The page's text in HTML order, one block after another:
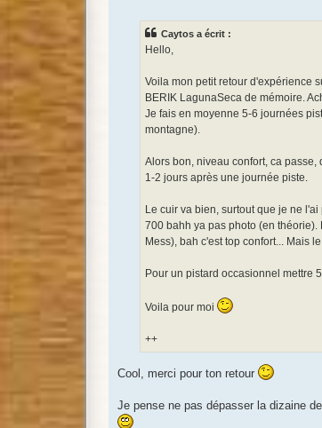
Caytos a écrit :
Hello,
Voila mon petit retour d'expérience
BERIK LagunaSeca de mémoire.
Je fais en moyenne 5-6 journées
montagne).
Alors bon, niveau confort, ca
1-2 jours après une journée piste.
Le cuir va bien, surtout que je ne
700 bahh ya pas photo (en
Mess), bah c'est top confort... Mais
Pour un pistard occasionnel mettre
Voila pour moi
++
Cool, merci pour ton retour
Je pense ne pas dépasser la dizaine